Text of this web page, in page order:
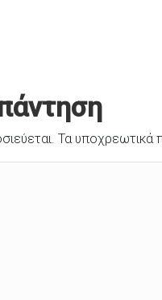
Τα υποχρεωτικά